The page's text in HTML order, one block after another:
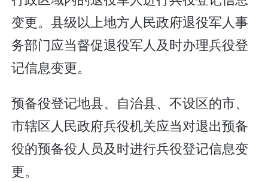
变更。县级以上地方人民政府退役军人事
务部门应当督促退役军人及时办理兵役登
记信息变更。
预备役登记地县、自治县、不设区的市、
市辖区人民政府兵役机关应当对退出预备
役的预备役人员及时进行兵役登记信息变
更。